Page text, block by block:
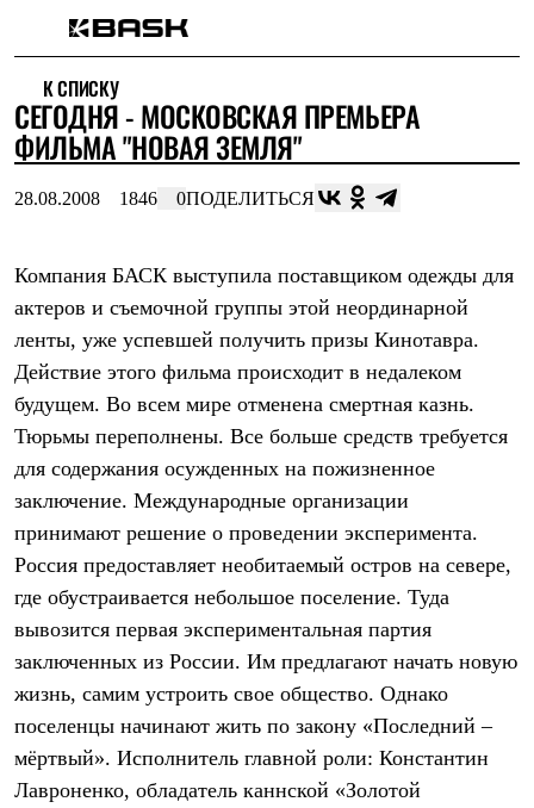
Интернет-магазин
Мужская одежда
Утепленная пухом
Куртки
Жилеты
Куртки
Штормовая одежда
Куртки
Брюки
Софтшелл одежда
Куртки
Брюки
Флисовая одежда
Куртки
Брюки
Термобелье
Теплое термобелье
Среднее термобелье
Легкое термобелье
Лёгкая одежда
Футболки
Толстовки
Брюки
Шорты
Женская одежда
Утепленная пухом
К СПИСКУ
СЕГОДНЯ - МОСКОВСКАЯ ПРЕМЬЕРА
ФИЛЬМА "НОВАЯ ЗЕМЛЯ"
28.08.2008 1846 0ПОДЕЛИТЬСЯ
Компания БАСК выступила поставщиком одежды для
актеров и съемочной группы этой неординарной
ленты, уже успевшей получить призы Кинотавра.
Действие этого фильма происходит в недалеком
будущем. Во всем мире отменена смертная казнь.
Тюрьмы переполнены. Все больше средств требуется
для содержания осужденных на пожизненное
заключение. Международные организации
принимают решение о проведении эксперимента.
Россия предоставляет необитаемый остров на севере,
где обустраивается небольшое поселение. Туда
вывозится первая экспериментальная партия
заключенных из России. Им предлагают начать новую
жизнь, самим устроить свое общество. Однако
поселенцы начинают жить по закону «Последний –
мёртвый». Исполнитель главной роли: Константин
Лавроненко, обладатель каннской «Золотой